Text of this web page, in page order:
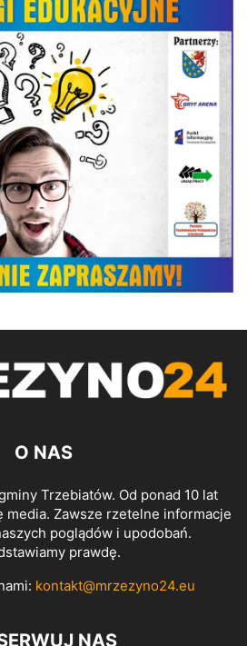
O NAS
Trzebiatów. Od ponad 10 lat
media. Zawsze rzetelne informacje
poglądów i upodobań.
prawdę.
kontakt@mrzezyno24.eu
NAS